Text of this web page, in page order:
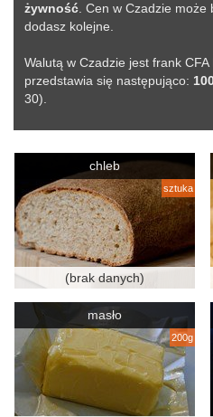
żywność . Cen w Czadzie
dodasz kolejne
Walutą w Czadzie jest frank
przedstawia się następująco:
30).
chleb
sztuka
(brak danych)
masło
200g